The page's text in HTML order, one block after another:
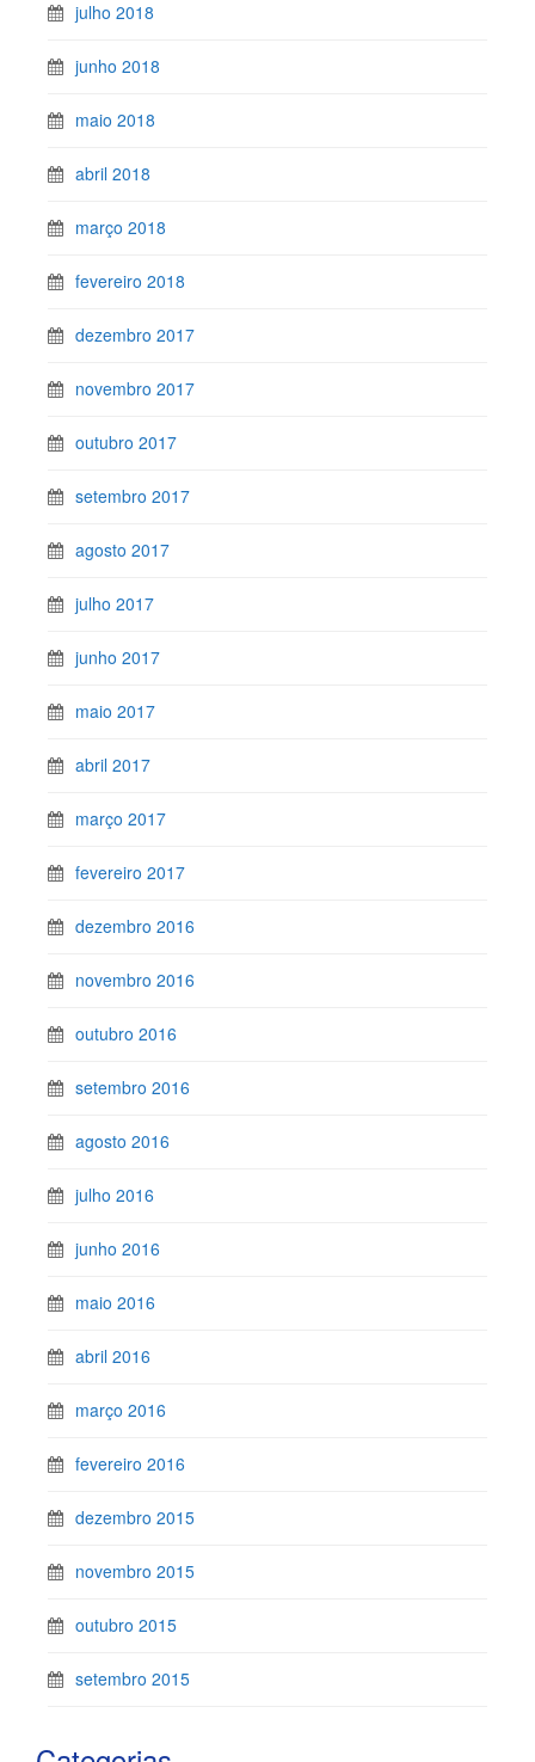
julho 2018
junho 2018
maio 2018
abril 2018
março 2018
fevereiro 2018
dezembro 2017
novembro 2017
outubro 2017
setembro 2017
agosto 2017
julho 2017
junho 2017
maio 2017
abril 2017
março 2017
fevereiro 2017
dezembro 2016
novembro 2016
outubro 2016
setembro 2016
agosto 2016
julho 2016
junho 2016
maio 2016
abril 2016
março 2016
fevereiro 2016
dezembro 2015
novembro 2015
outubro 2015
setembro 2015